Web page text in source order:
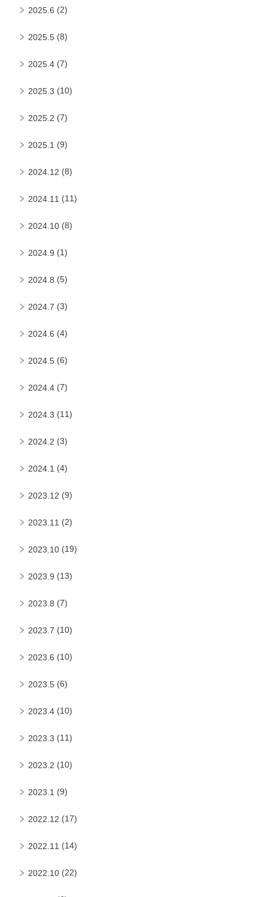
2025.6 (2)
2025.5 (8)
2025.4 (7)
2025.3 (10)
2025.2 (7)
2025.1 (9)
2024.12 (8)
2024.11 (11)
2024.10 (8)
2024.9 (1)
2024.8 (5)
2024.7 (3)
2024.6 (4)
2024.5 (6)
2024.4 (7)
2024.3 (11)
2024.2 (3)
2024.1 (4)
2023.12 (9)
2023.11 (2)
2023.10 (19)
2023.9 (13)
2023.8 (7)
2023.7 (10)
2023.6 (10)
2023.5 (6)
2023.4 (10)
2023.3 (11)
2023.2 (10)
2023.1 (9)
2022.12 (17)
2022.11 (14)
2022.10 (22)